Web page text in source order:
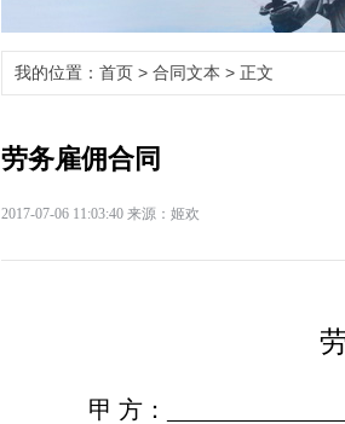
我的位置： 首页 > 合同文本 > 正文
劳务雇佣合同
2017-07-06 11:03:40 来源：姬欢
甲 方：